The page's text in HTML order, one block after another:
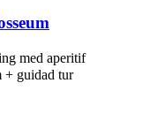
med aperitif
+ guidad tur